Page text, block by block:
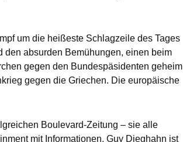
um die heißeste Schlagzeile des Tages
den absurden Bemühungen, einen beim
gegen den Bundespäsidenten geheim
gegen die Griechen. Die europäische
Boulevard-Zeitung – sie alle
mit Informationen, Guy Dieghahn ist